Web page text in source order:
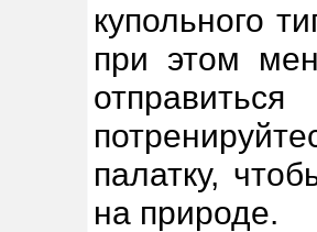
купольного
при этом
палатку,
на природе.